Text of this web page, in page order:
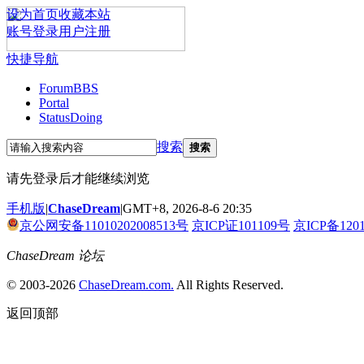
设为首页收藏本站
账号登录用户注册
快捷导航
ForumBBS
Portal
StatusDoing
搜索 搜索
请先登录后才能继续浏览
手机版|ChaseDream|GMT+8, 2026-8-6 20:35
京公网安备11010202008513号 京ICP证101109号 京ICP备
ChaseDream 论坛
© 2003-2026 ChaseDream.com. All Rights Reserved.
返回顶部